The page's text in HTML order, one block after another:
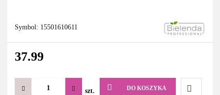
Symbol: 15501610611
37.99
szt. DO KOSZYKA